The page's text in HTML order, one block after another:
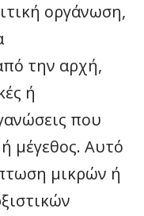
οργάνωση,
την αρχή,
ή
που
μέγεθος. Αυτό
μικρών ή